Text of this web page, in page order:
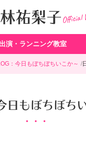
祐梨子Official
演・ランニング教室
：今日もぼちぼちいこか～
日もぼちぼち